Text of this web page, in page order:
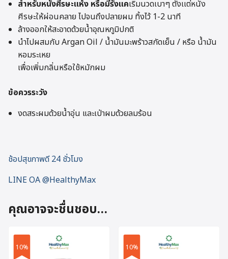
สำหรับหนังศีรษะเเห้ง หรือมีรังเเคเริ่มนวดเบาๆ ตั้งเเต่หนัง
ศีรษะให้ผ่อนคลาย ไปจนถึงปลายผม ทิ้งไว้ 1-2 นาที
ล้างออกให้สะอาดด้วยน้ำอุณหภูมิปกติ
นำไปผสมกับ Argan Oil / น้ำมันมะพร้าวสกัดเย็น / หรือ น้ำมัน
หอมระเหย
เพื่อเพิ่มกลิ่นหรือใช้หมักผม
ข้อควรระวัง
งดสระผมด้วยน้ำอุ่น และเป่าผมด้วยลมร้อน
ช้อปสุขภาพดี 24 ชั่วโมง
LINE OA @HealthyMax
คุณอาจจะชื่นชอบ…
10% 10%